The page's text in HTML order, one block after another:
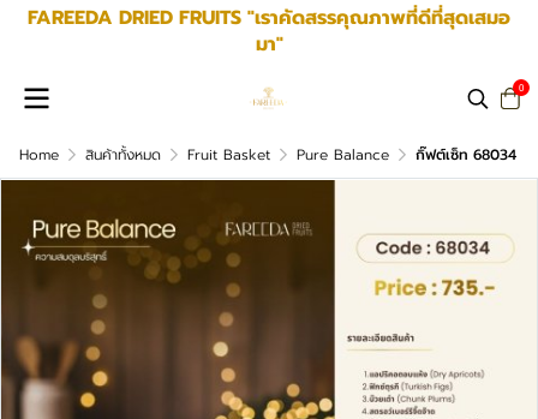
FAREEDA DRIED FRUITS "เราคัดสรรคุณภาพที่ดีที่สุดเสมอ
มา"
0
Home สินค้าทั้งหมด Fruit Basket Pure Balance กิ๊ฟต์เซ็ท 68034